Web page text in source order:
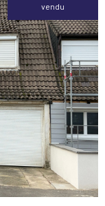
vendu